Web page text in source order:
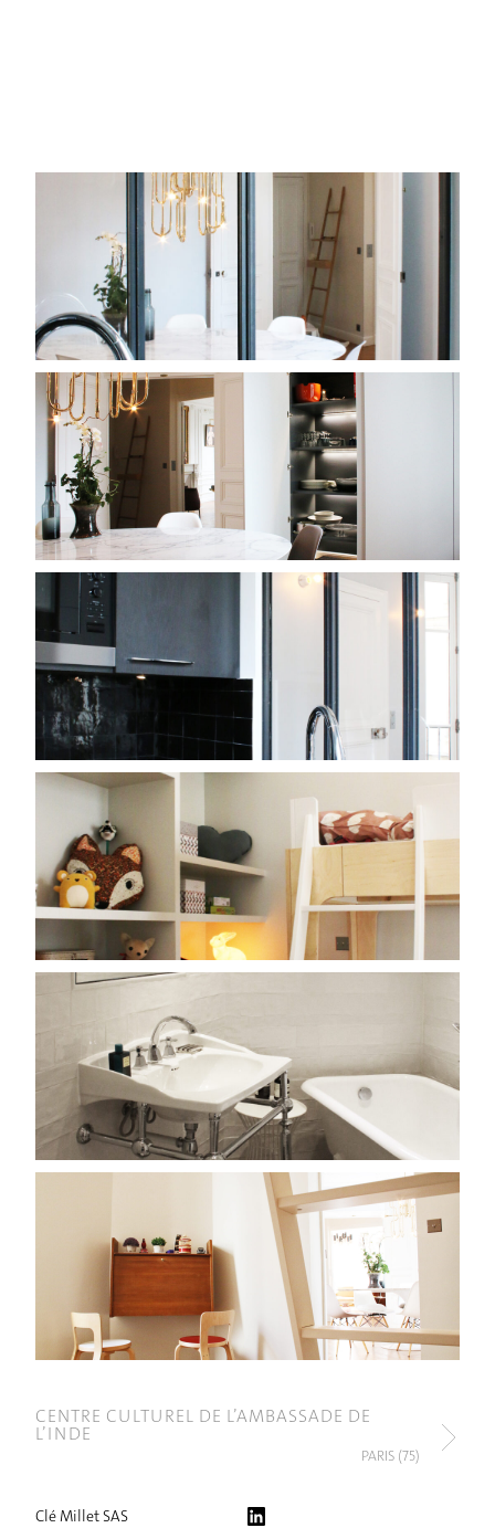
ACCUEIL
PROJETS
AGENCE
ACTUALITÉS
CONTACT
CENTRE CULTUREL DE L’AMBASSADE DE
L’INDE
PARIS (75)
Clé Millet SAS